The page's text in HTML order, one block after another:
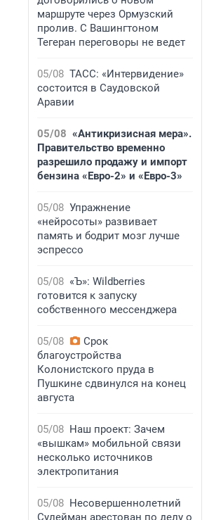
маршруте через Ормузский
пролив. С Вашингтоном
Тегеран переговоры не ведет
05/08 ТАСС: «Интервидение»
состоится в Саудовской
Аравии
05/08 «Антикризисная мера».
Правительство временно
разрешило продажу и импорт
бензина «Евро-2» и «Евро-3»
05/08 Упражнение
«нейросоты» развивает
память и бодрит мозг лучше
эспрессо
05/08 «Ъ»: Wildberries
готовится к запуску
собственного мессенджера
05/08
Срок
благоустройства
Колонистского пруда в
Пушкине сдвинулся на конец
августа
05/08 Наш проект: Зачем
«вышкам» мобильной связи
несколько источников
электропитания
05/08 Несовершеннолетний
Сулейман арестован по делу о